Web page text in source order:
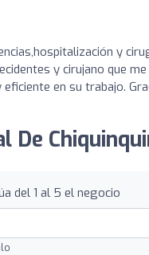
y
y cirujano que
en su trabajo.
De
del 1 al 5 el negocio